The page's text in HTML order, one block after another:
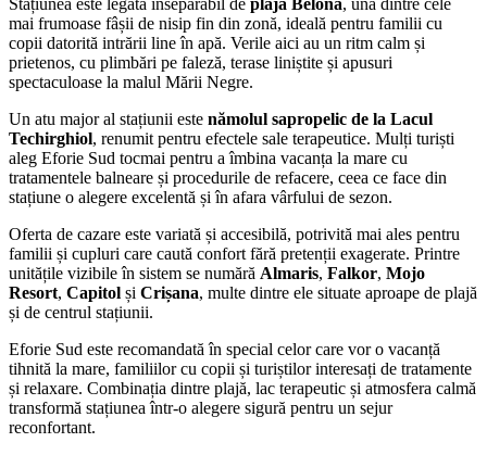
mai frumoase fâșii de nisip fin din zonă, ideală pentru familii cu
copii datorită intrării line în apă. Verile aici au un ritm calm și
prietenos, cu plimbări pe faleză, terase liniștite și apusuri
spectaculoase la malul Mării Negre.
Un atu major al stațiunii este nămolul sapropelic de la Lacul
Techirghiol, renumit pentru efectele sale terapeutice. Mulți turiști
aleg Eforie Sud tocmai pentru a îmbina vacanța la mare cu
tratamentele balneare și procedurile de refacere, ceea ce face din
stațiune o alegere excelentă și în afara vârfului de sezon.
Oferta de cazare este variată și accesibilă, potrivită mai ales pentru
familii și cupluri care caută confort fără pretenții exagerate. Printre
unitățile vizibile în sistem se numără Almaris, Falkor, Mojo
Resort, Capitol și Crișana, multe dintre ele situate aproape de plajă
și de centrul stațiunii.
Eforie Sud este recomandată în special celor care vor o vacanță
tihnită la mare, familiilor cu copii și turiștilor interesați de tratamente
și relaxare. Combinația dintre plajă, lac terapeutic și atmosfera calmă
transformă stațiunea într-o alegere sigură pentru un sejur
reconfortant.